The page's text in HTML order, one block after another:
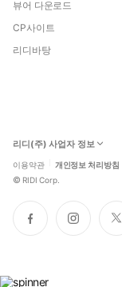
뷰어 다운로드
CP사이트
리디바탕
리디(주) 사업자 정보
이용약관 개인정보 처리방침
© RIDI Corp.
페
이
인
스
트
위